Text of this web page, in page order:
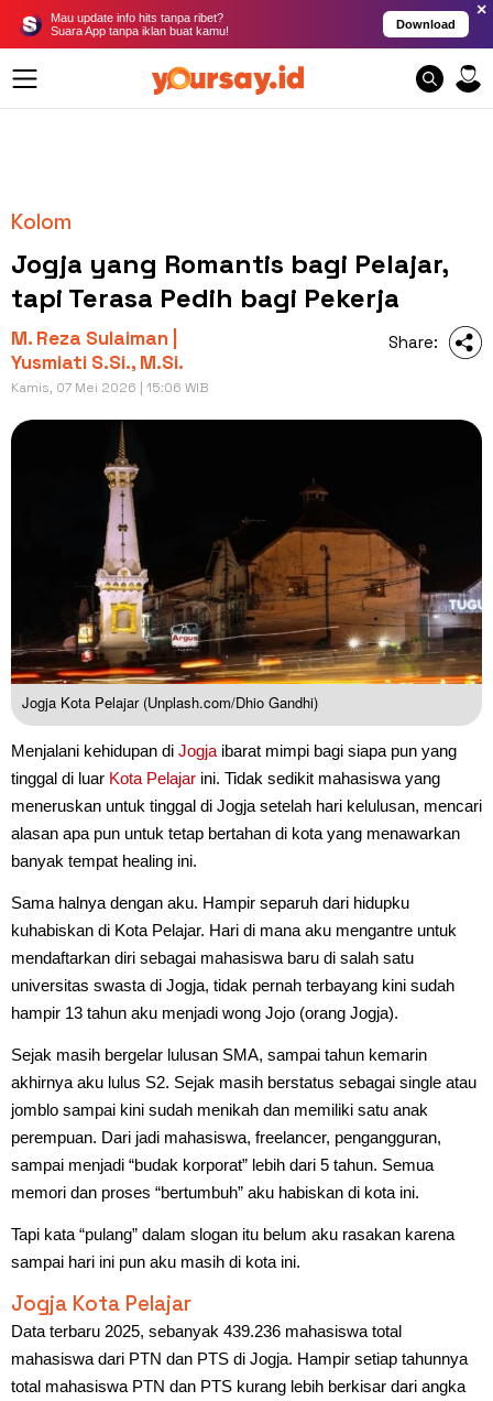
Mau update info hits tanpa ribet?
Suara App tanpa iklan buat kamu!
Download
×
Kolom
Jogja yang Romantis bagi Pelajar,
tapi Terasa Pedih bagi Pekerja
M. Reza Sulaiman |
Yusmiati S.Si., M.Si.
Kamis, 07 Mei 2026 | 15:06 WIB
Share:
Jogja Kota Pelajar (Unplash.com/Dhio Gandhi)
Menjalani kehidupan di Jogja ibarat mimpi bagi siapa pun yang
tinggal di luar Kota Pelajar ini. Tidak sedikit mahasiswa yang
meneruskan untuk tinggal di Jogja setelah hari kelulusan, mencari
alasan apa pun untuk tetap bertahan di kota yang menawarkan
banyak tempat healing ini.
Sama halnya dengan aku. Hampir separuh dari hidupku
kuhabiskan di Kota Pelajar. Hari di mana aku mengantre untuk
mendaftarkan diri sebagai mahasiswa baru di salah satu
universitas swasta di Jogja, tidak pernah terbayang kini sudah
hampir 13 tahun aku menjadi wong Jojo (orang Jogja).
Sejak masih bergelar lulusan SMA, sampai tahun kemarin
akhirnya aku lulus S2. Sejak masih berstatus sebagai single atau
jomblo sampai kini sudah menikah dan memiliki satu anak
perempuan. Dari jadi mahasiswa, freelancer, pengangguran,
sampai menjadi “budak korporat” lebih dari 5 tahun. Semua
memori dan proses “bertumbuh” aku habiskan di kota ini.
Tapi kata “pulang” dalam slogan itu belum aku rasakan karena
sampai hari ini pun aku masih di kota ini.
Jogja Kota Pelajar
Data terbaru 2025, sebanyak 439.236 mahasiswa total
mahasiswa dari PTN dan PTS di Jogja. Hampir setiap tahunnya
total mahasiswa PTN dan PTS kurang lebih berkisar dari angka